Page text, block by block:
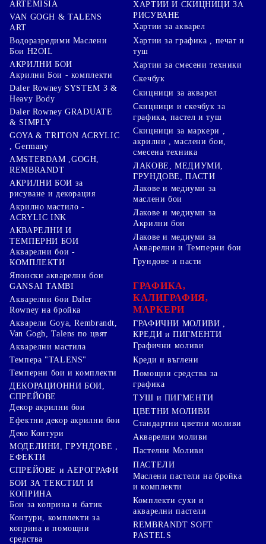
ARTEMISIA
VAN GOGH & TALENS
ART
Водоразредими Маслени
Бои H2OIL
АКРИЛНИ БОИ
Акрилни Бои - комплекти
Daler Rowney SYSTEM 3 &
Heavy Body
Daler Rowney GRADUATE
& SIMPLY
GOYA & TRITON АCRYLIC
, Germany
AMSTERDAM ,GOGH,
REMBRANDT
АКРИЛНИ БОИ за
рисуване и декорация
Акрилно мастило -
ACRYLIC INK
АКВАРЕЛНИ И
ТЕМПЕРНИ БОИ
Акварелни бои -
КОМПЛЕКТИ
Японски акварелни бои
GANSAI TAMBI
Акварелни бои Daler
Rowney на бройка
Акварели Goya, Rembrandt,
Van Gogh, Talens по цвят
Акварелни мастила
Темпера "TALENS"
Темперни бои и комплекти
ДЕКОРАЦИОННИ БОИ,
СПРЕЙОВЕ
Декор акрилни бои
Ефектни декор акрилни бои
Деко Контури
МОДЕЛИНИ, ГРУНДОВЕ ,
ЕФЕКТИ
СПРЕЙОВЕ и АЕРОГРАФИ
БОИ ЗА ТЕКСТИЛ И
КОПРИНА
Бои за коприна и батик
Контури, комплекти за
коприна и помощни
средства
ХАРТИИ И СКИЦНИЦИ ЗА
РИСУВАНЕ
Хартии за акварел
Хартии за графика , печат и
туш
Хартии за смесени техники
Скечбук
Скицници за акварел
Скицници и скечбук за
графика, пастел и туш
Скицници за маркери ,
акрилни , маслени бои,
смесена техника
ЛАКОВЕ, МЕДИУМИ,
ГРУНДОВЕ, ПАСТИ
Лакове и медиуми за
маслени бои
Лакове и медиуми за
Акрилни бои
Лакове и медиуми за
Акварелни и Темперни бои
Грундове и пасти
ГРАФИКА,
КАЛИГРАФИЯ,
МАРКЕРИ
ГРАФИЧНИ МОЛИВИ ,
КРЕДИ и ПИГМЕНТИ
Графични моливи
Креди и въглени
Помощни средства за
графика
ТУШ и ПИГМЕНТИ
ЦВЕТНИ МОЛИВИ
Стандартни цветни моливи
Акварелни моливи
Пастелни Моливи
ПАСТЕЛИ
Маслени пастели на бройка
и комплекти
Комплекти сухи и
акварелни пастели
REMBRANDT SOFT
PASTELS